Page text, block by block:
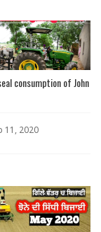
consumption of John
11, 2020